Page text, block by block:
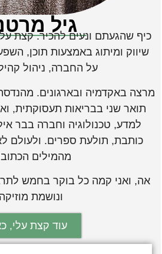
גיל
שהגעתם ונעים להכיר. קצת עלי?
שיווק ומיתוג באמצעות תוכן,
על החברה, ניהול
באקדמיה ובארגונים. מהנדסת
תואר שני בבריאות תעסוקתית,
למדע, טכנולוגיה וחברה בבר
כותבת, תולעת ספרים. ולעולם
מהמילים הכתובות.
אה, ואני קמה כל בוקר בחמש לתרגל
ונושמת מוזיקה.
עוד קצת עלי, כאן